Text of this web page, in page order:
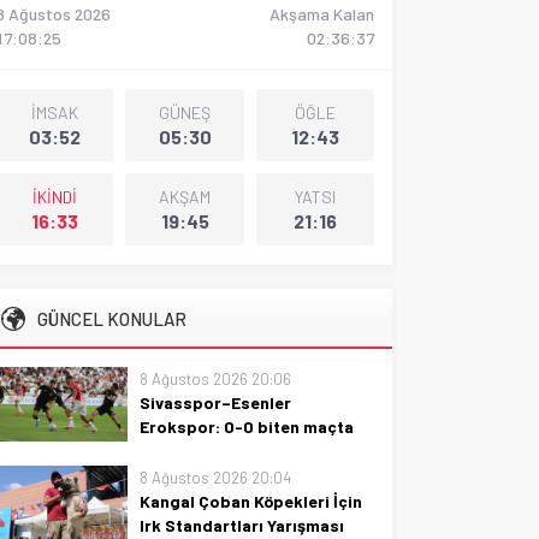
Ağustos 2026
Akşama Kalan
02:36:36
İMSAK
03:52
GÜNEŞ
05:30
ÖĞLE
12:43
İKİNDİ
16:33
AKŞAM
19:45
YATSI
21:16
GÜNCEL KONULAR
8 Ağustos 2026 20:06
Sivasspor–Esenler
Erokspor: 0-0 biten maçta
Sivasspor ile Esenler Erokspor
0-0 berabere kaldı; iki takım da
gol bulamadı, maç özeti ve
8 Ağustos 2026 20:04
Kangal Çoban Köpekleri İçin
Irk Standartları Yarışması